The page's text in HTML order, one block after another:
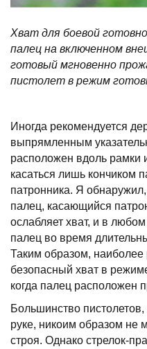
Хват для боевой
палец на включенном
готовый мгновенно
пистолет в режим
Иногда рекомендуется
выпрямленным
расположен вдоль рамки
касаться лишь кончиком
патронника. Я
палец, касающийся
ослабляет хват, и в
палец во время
Таким образом,
безопасный хват в
когда палец расположен
Большинство
руке, никоим образом не
строя. Однако стрелок-